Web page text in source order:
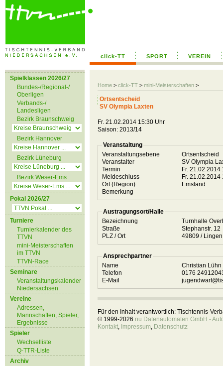
click-TT SPORT VEREIN
Home > click-TT > mini-Meisterschaften >
Spielklassen 2026/27
Bundes-/Regional-/
Oberligen
Verbands-/
Landesligen
Bezirk Braunschweig
Bezirk Hannover
Bezirk Lüneburg
Bezirk Weser-Ems
Pokal 2026/27
Turniere
Turnierkalender des
TTVN
mini-Meisterschaften
im TTVN
TTVN-Race
Seminare
Veranstaltungskalender
Niedersachsen
Vereine
Adressen,
Mannschaften, Spieler,
Ergebnisse
Spieler
Wechselliste
Q-TTR-Liste
Archiv
Ortsentscheid
SV Olympia Laxten
Fr. 21.02.2014 15:30 Uhr
Saison: 2013/14
Veranstaltung
Veranstaltungsebene
Ortsentscheid
Veranstalter
SV Olympia
Termin
Fr.
Meldeschluss
Fr.
Ort (Region)
Emsland
Bemerkung
Austragungsort/Halle
Bezeichnung
Turnhalle
Straße
Stephanstr. 12
PLZ / Ort
49809 / Lingen
Ansprechpartner
Name
Christian Lühn
Telefon
0176
E-Mail
Für den Inhalt verantwortlich: Tischtennis-
© 1999-2026 nu Datenautomaten GmbH -
Kontakt, Impressum, Datenschutz